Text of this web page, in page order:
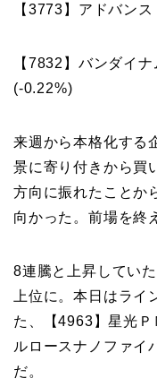
【3773】アドバン
【7832】バンダイ
(-0.22%)
来週から本格化する
景に寄り付きから買
方向に振れたことか
向かった。前場を終
8連騰と上昇してい
上位に。本日はライ
た、【4963】星光
ルロースナノファイ
だ。